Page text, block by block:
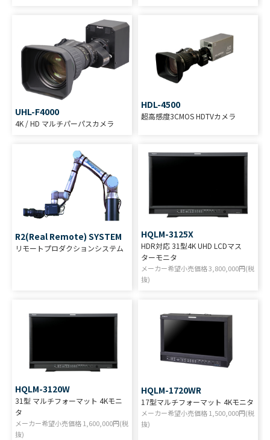
UHL-F4000
4K / HD マルチパーパスカメラ
HDL-4500
超高感度3CMOS HDTVカメラ
R2(Real Remote) SYSTEM
リモートプロダクションシステム
HQLM-3125X
HDR対応 31型4K UHD LCDマス
ターモニタ
メーカー希望小売価格3,800,000円(税
抜)
HQLM-3120W
31型 マルチフォーマット 4Kモニ
タ
メーカー希望小売価格1,600,000円(税
抜)
HQLM-1720WR
17型マルチフォーマット 4Kモニタ
メーカー希望小売価格1,500,000円(税
抜)